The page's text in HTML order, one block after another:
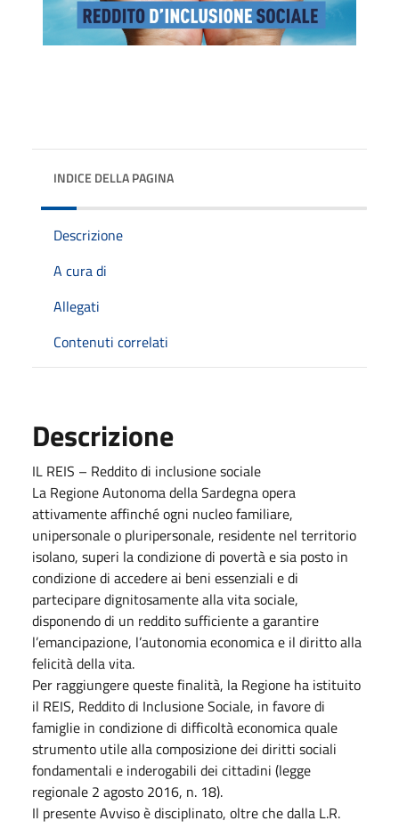
INDICE DELLA PAGINA
Descrizione
A cura di
Allegati
Contenuti correlati
Descrizione
IL REIS – Reddito di inclusione sociale
La Regione Autonoma della Sardegna opera
attivamente affinché ogni nucleo familiare,
unipersonale o pluripersonale, residente nel territorio
isolano, superi la condizione di povertà e sia posto in
condizione di accedere ai beni essenziali e di
partecipare dignitosamente alla vita sociale,
disponendo di un reddito sufficiente a garantire
l’emancipazione, l’autonomia economica e il diritto alla
felicità della vita.
Per raggiungere queste finalità, la Regione ha istituito
il REIS, Reddito di Inclusione Sociale, in favore di
famiglie in condizione di difficoltà economica quale
strumento utile alla composizione dei diritti sociali
fondamentali e inderogabili dei cittadini (legge
regionale 2 agosto 2016, n. 18).
Il presente Avviso è disciplinato, oltre che dalla L.R.